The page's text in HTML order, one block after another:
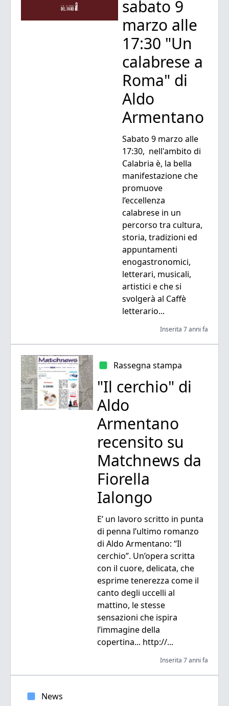
sabato 9
marzo alle
17:30 "Un
calabrese a
Roma" di
Aldo
Armentano
Sabato 9 marzo alle
17:30, nell'ambito di
Calabria è, la bella
manifestazione che
promuove
l’eccellenza
calabrese in un
percorso tra cultura,
storia, tradizioni ed
appuntamenti
enogastronomici,
letterari, musicali,
artistici e che si
svolgerà al Caffè
letterario...
Inserita 7 anni fa
Rassegna stampa
"Il cerchio" di
Aldo
Armentano
recensito su
Matchnews da
Fiorella
Ialongo
E’ un lavoro scritto in punta
di penna l’ultimo romanzo
di Aldo Armentano: “Il
cerchio”. Un’opera scritta
con il cuore, delicata, che
esprime tenerezza come il
canto degli uccelli al
mattino, le stesse
sensazioni che ispira
l’immagine della
copertina... http://...
Inserita 7 anni fa
News